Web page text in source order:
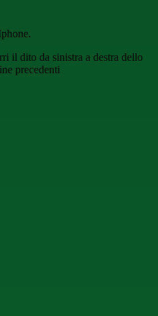
il dito da sinistra a destra dello
precedenti